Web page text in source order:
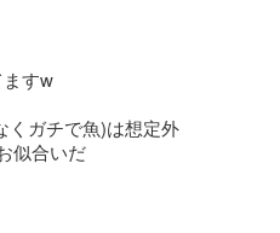
すw
くガチで魚)は想定外
似合いだ